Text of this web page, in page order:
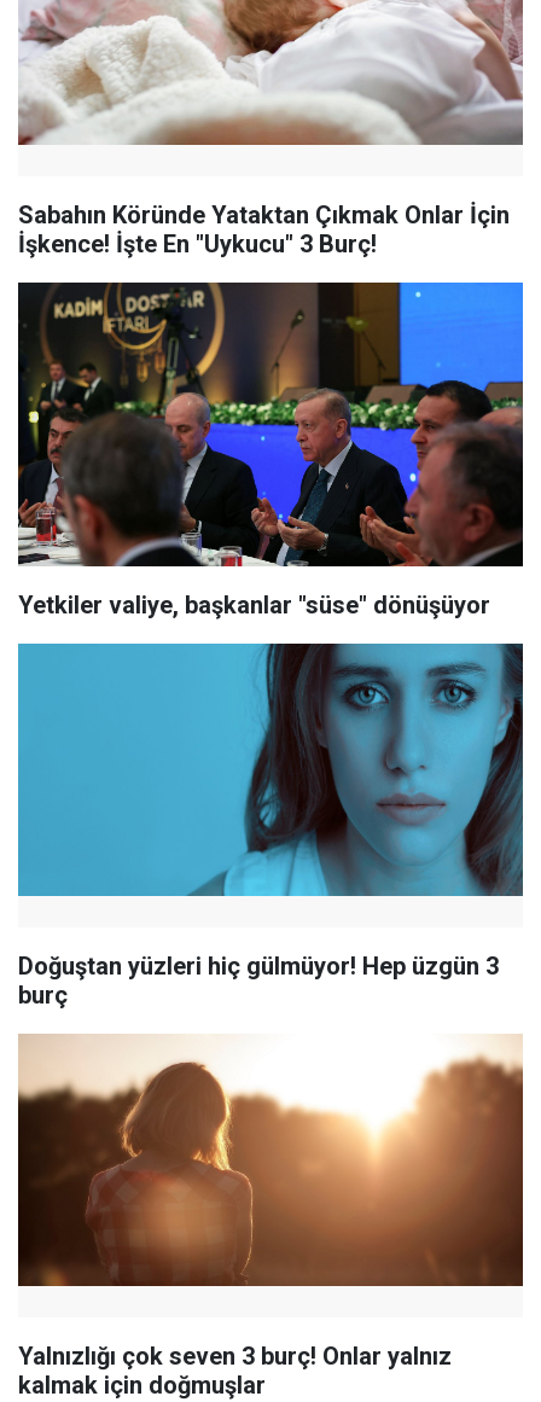
Sabahın Köründe Yataktan Çıkmak Onlar İçin
İşkence! İşte En "Uykucu" 3 Burç!
Yetkiler valiye, başkanlar "süse" dönüşüyor
Doğuştan yüzleri hiç gülmüyor! Hep üzgün 3
burç
Yalnızlığı çok seven 3 burç! Onlar yalnız
kalmak için doğmuşlar